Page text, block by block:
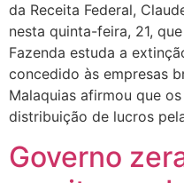
da Receita Federal,
nesta quinta-feira, 21,
Fazenda estuda a
concedido às empresas
Malaquias afirmou que
distribuição de lucros
Governo